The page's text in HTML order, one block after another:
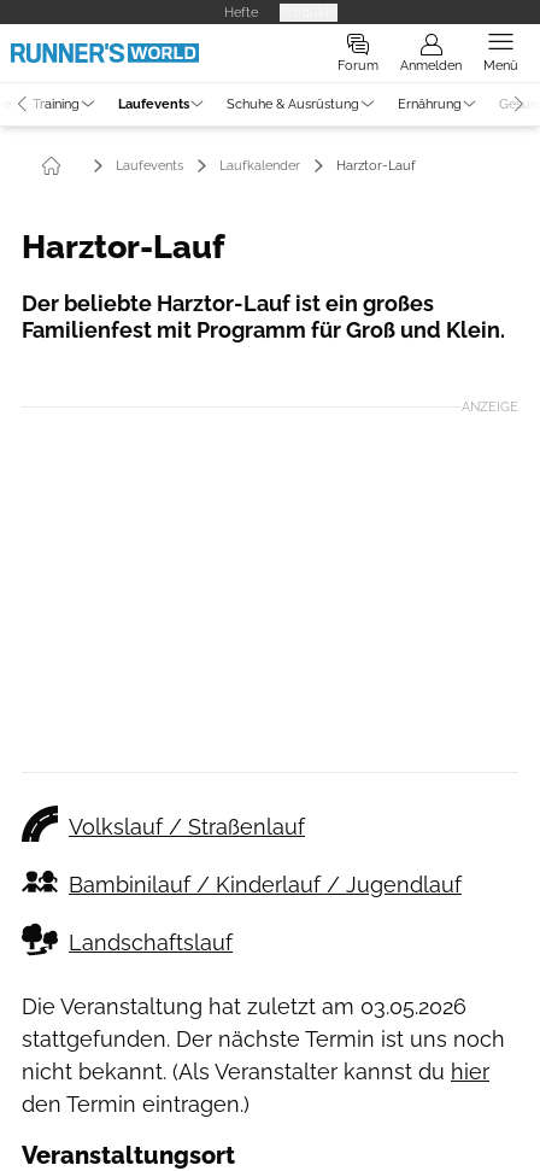
Hefte
Forum Anmelden Menü
Training Laufevents Schuhe & Ausrüstung Ernährung
Laufevents Laufkalender Harztor-Lauf
Harztor-Lauf
Der beliebte Harztor-Lauf ist ein großes
Familienfest mit Programm für Groß und Klein.
ANZEIGE
Volkslauf / Straßenlauf
Bambinilauf / Kinderlauf / Jugendlauf
Landschaftslauf
Die Veranstaltung hat zuletzt am 03.05.2026
stattgefunden. Der nächste Termin ist uns noch
nicht bekannt. (Als Veranstalter kannst du hier
den Termin eintragen.)
Veranstaltungsort